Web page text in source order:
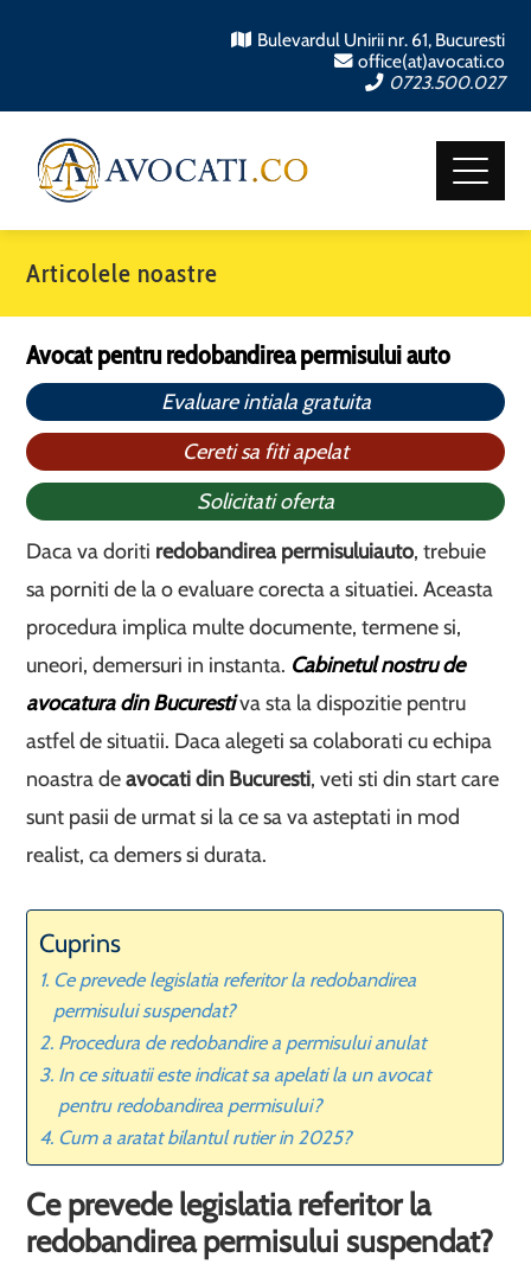
Bulevardul Unirii nr. 61, Bucuresti
office(at)avocati.co
0723.500.027
Articolele noastre
Avocat pentru redobandirea permisului auto
Evaluare intiala gratuita
Cereti sa fiti apelat
Solicitati oferta
Daca va doriti redobandirea permisuluiauto, trebuie
sa porniti de la o evaluare corecta a situatiei. Aceasta
procedura implica multe documente, termene si,
uneori, demersuri in instanta. Cabinetul nostru de
avocatura din Bucurestiva sta la dispozitie pentru
astfel de situatii. Daca alegeti sa colaborati cu echipa
noastra deavocati din Bucuresti, veti sti din start care
sunt pasii de urmat si la ce sa va asteptati in mod
realist, ca demers si durata.
Cuprins
Ce prevede legislatia referitor la redobandirea
permisului suspendat?
Procedura de redobandire a permisului anulat
In ce situatii este indicat sa apelati la un avocat
pentru redobandirea permisului?
Cum a aratat bilantul rutier in 2025?
Ce prevede legislatia referitor la
redobandirea permisului suspendat?